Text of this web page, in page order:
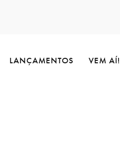
LANÇAMENTOS VEM AÍ!